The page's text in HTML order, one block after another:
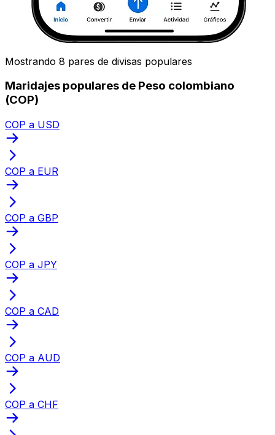
Mostrando 8 pares de divisas populares
Maridajes populares de Peso colombiano
(COP)
COP a USD
COP a EUR
COP a GBP
COP a JPY
COP a CAD
COP a AUD
COP a CHF